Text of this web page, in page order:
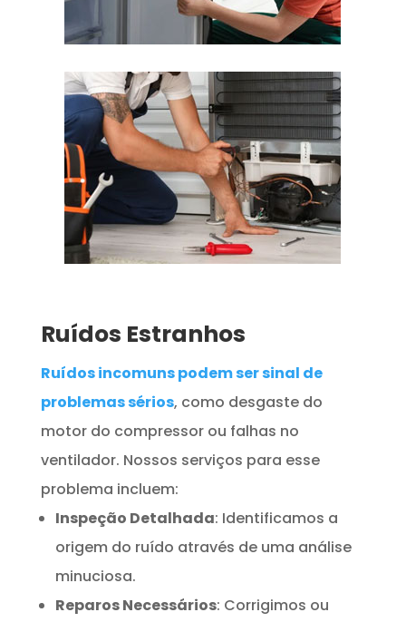
Ruídos Estranhos
Ruídos incomuns podem ser sinal de
problemas sérios, como desgaste do
motor do compressor ou falhas no
ventilador. Nossos serviços para esse
problema incluem:
Inspeção Detalhada: Identificamos a
origem do ruído através de uma análise
minuciosa.
Reparos Necessários: Corrigimos ou